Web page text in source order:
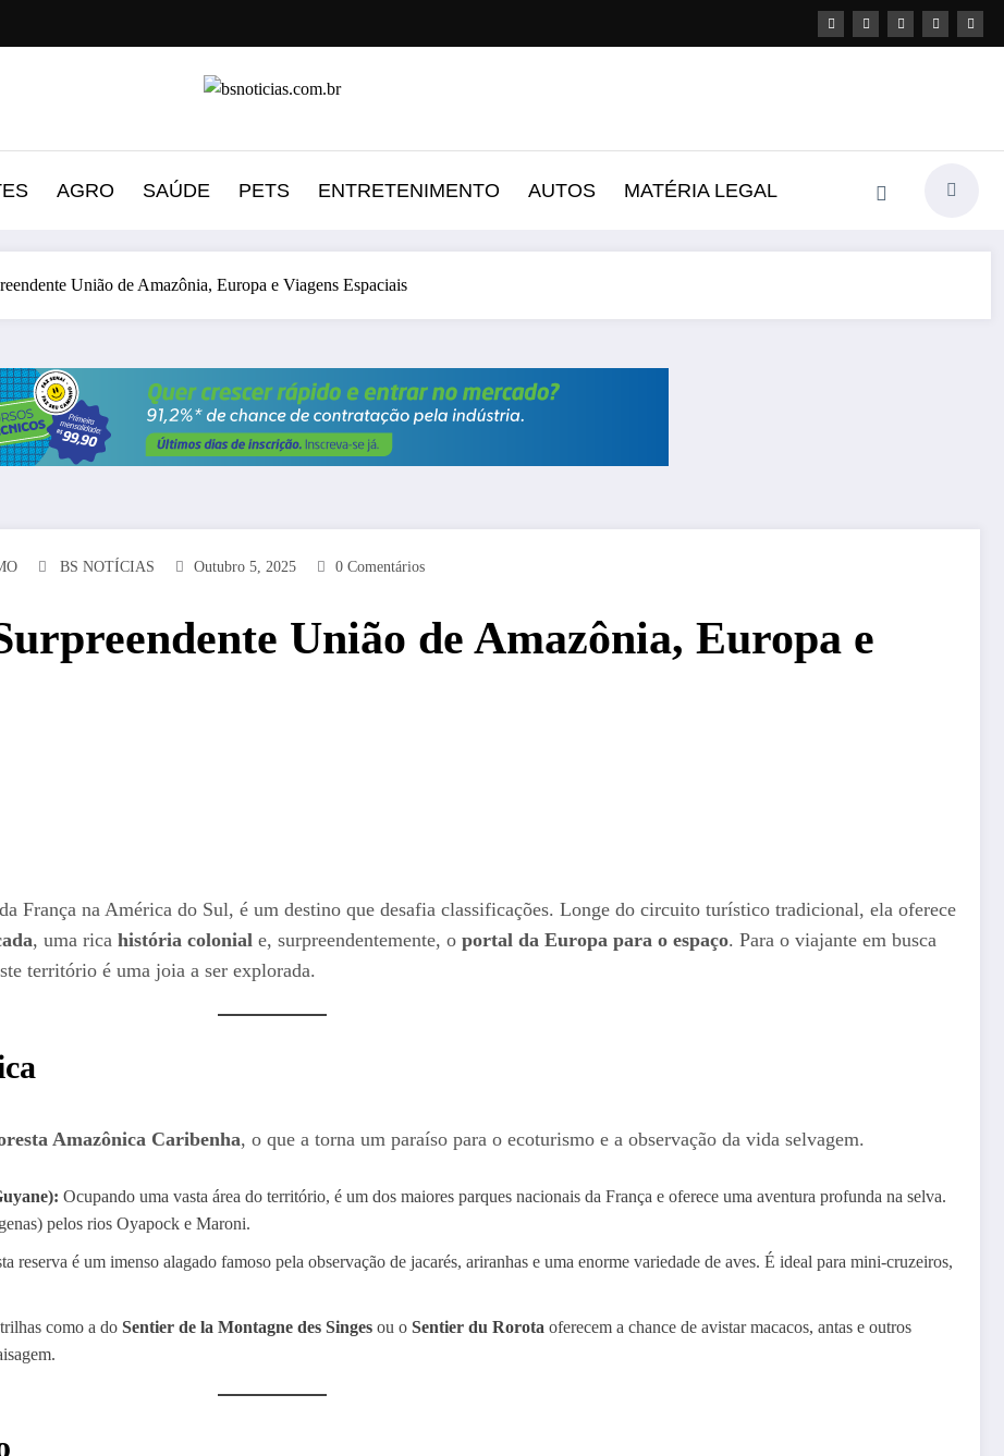
AGRO SAÚDE PETS ENTRETENIMENTO AUTOS MATÉRIA LEGAL
União de Amazônia, Europa e Viagens Espaciais
BS NOTÍCIAS Outubro 5, 2025 0 Comentários
União de Amazônia, Europa e
França na América do Sul, é um destino que desafia classificações. Longe do circuito turístico tradicional, ela oferece
, uma rica história colonial e, surpreendentemente, o portal da Europa para o espaço. Para o viajante em busca
território é uma joia a ser explorada.
Amazônica Caribenha, o que a torna um paraíso para o ecoturismo e a observação da vida selvagem.
Ocupando uma vasta área do território, é um dos maiores parques nacionais da França e oferece uma aventura profunda na selva.
pelos rios Oyapock e Maroni.
reserva é um imenso alagado famoso pela observação de jacarés, ariranhas e uma enorme variedade de aves. É ideal para mini-cruzeiros,
como a do Sentier de la Montagne des Singes ou o Sentier du Rorota oferecem a chance de avistar macacos, antas e outros